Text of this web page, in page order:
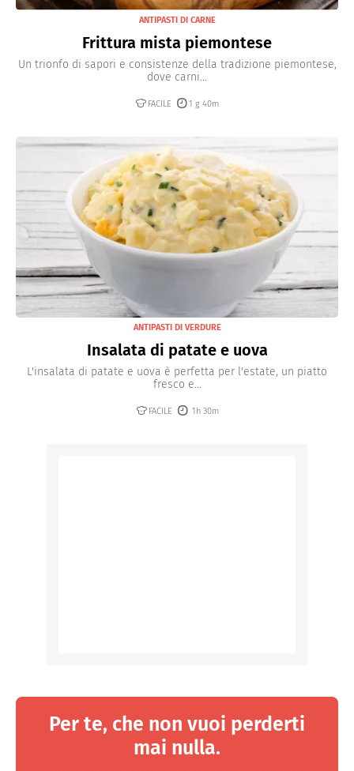
ANTIPASTI DI CARNE
Frittura mista piemontese
Un trionfo di sapori e consistenze della tradizione piemontese,
dove carni...
FACILE 1 g 40m
ANTIPASTI DI VERDURE
Insalata di patate e uova
L'insalata di patate e uova è perfetta per l'estate, un piatto
fresco e...
FACILE 1h 30m
Per te, che non vuoi perderti
mai nulla.